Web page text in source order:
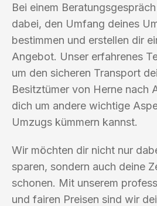
Bei einem
dabei, den Umfang deines
bestimmen und erstellen dir
Angebot. Unser erfahrenes
um den sicheren Transport
Besitztümer von Herne nach
dich um andere wichtige
Umzugs kümmern kannst.
Wir möchten dir nicht nur
sparen, sondern auch deine
schonen. Mit unserem
und fairen Preisen sind wir